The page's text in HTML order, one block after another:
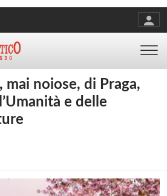
mai noiose, di Praga,
e delle